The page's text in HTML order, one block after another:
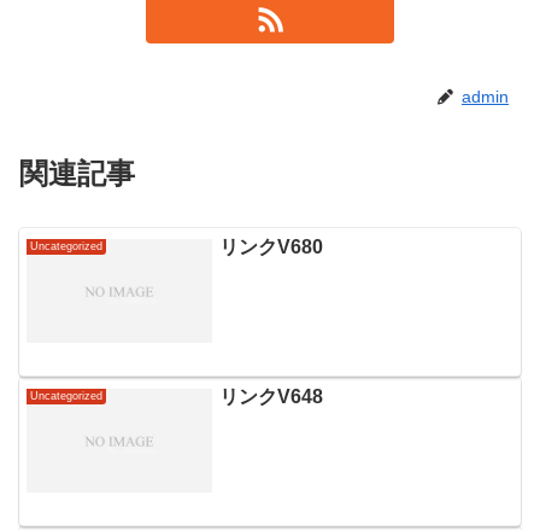
admin
関連記事
Uncategorized リンクV680
Uncategorized リンクV648